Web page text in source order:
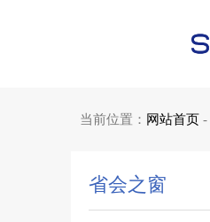
当前位置： 网站首页-
省会之窗